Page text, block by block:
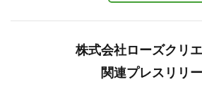
株式会社ローズクリ
関連プレスリリ